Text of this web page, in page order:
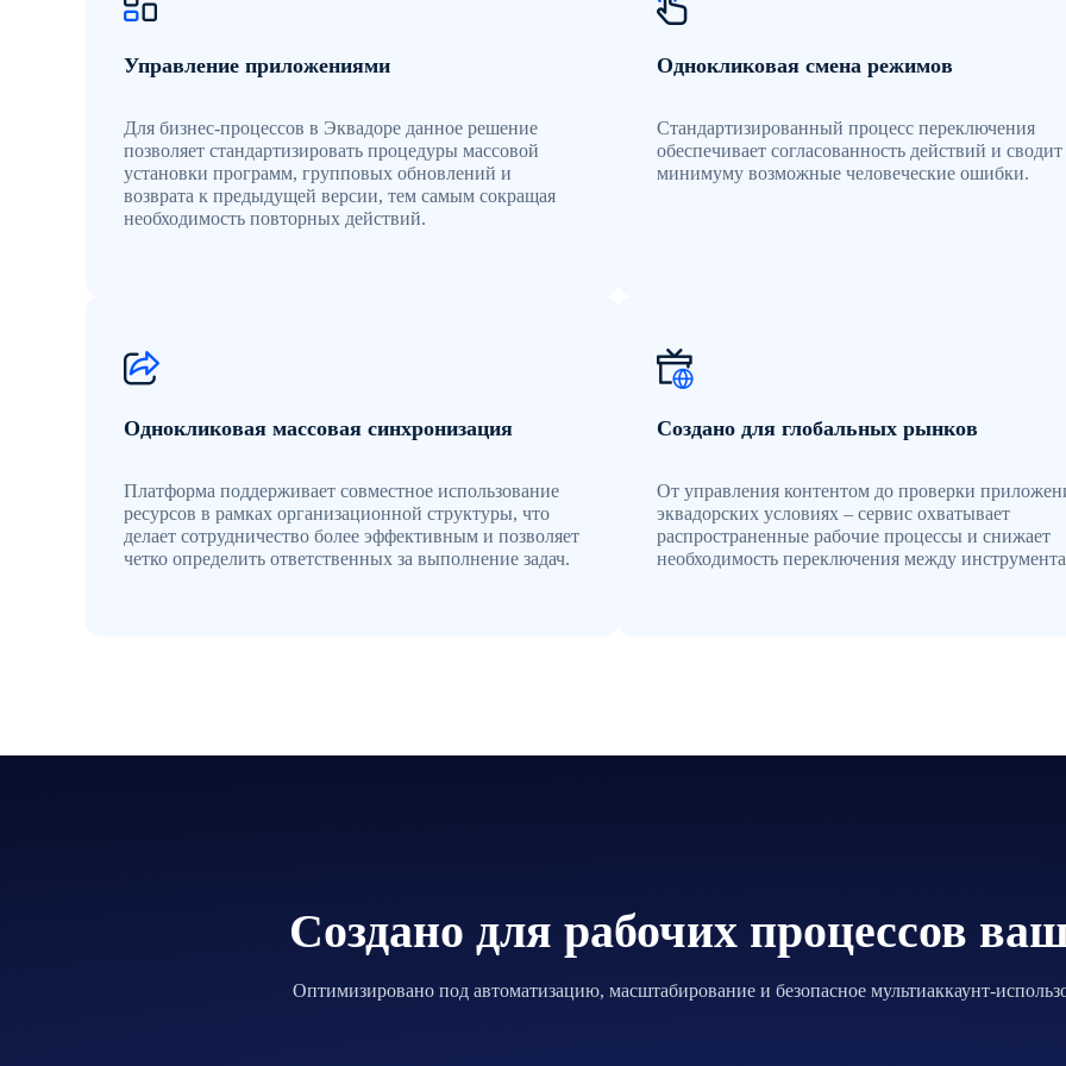
Управление приложениями
Для бизнес-процессов в Эквадоре данное решение
позволяет стандартизировать процедуры массовой
установки программ, групповых обновлений и
возврата к предыдущей версии, тем самым сокращая
необходимость повторных действий.
Однокликовая смена режимов
Стандартизированный процесс переключения
обеспечивает согласованность действий и
минимуму возможные человеческие ошибки.
Однокликовая массовая синхронизация
Платформа поддерживает совместное использование
ресурсов в рамках организационной структуры, что
делает сотрудничество более эффективным и позволяет
четко определить ответственных за выполнение задач.
Создано для глобальных рынков
От управления контентом до проверки
эквадорских условиях – сервис охватывает
распространенные рабочие процессы и снижает
необходимость переключения между
Создано для рабочих процессов
Оптимизировано под автоматизацию, масштабирование и безопасное мультиаккаунт-